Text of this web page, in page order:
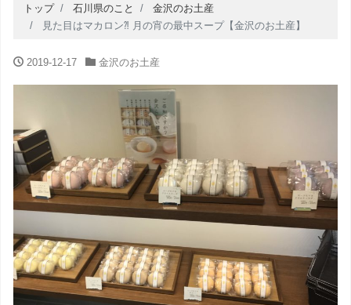
トップ 石川県のこと
金沢のお土産
見た目はマカロン⁈ 月の宵の最中スープ【金沢のお土産】
2019-12-17 金沢のお土産